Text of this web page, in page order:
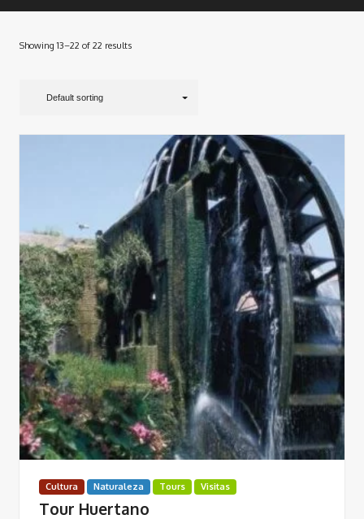
Showing 13–22 of 22 results
Default sorting
Cultura Naturaleza Tours Visitas
Tour Huertano